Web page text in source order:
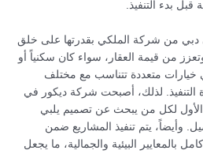
بدء التنفيذ.
من شركة الملكي بقدرتها على خلق
من قيمة العقار، سواء كان سكنياً أو
خيارات متعددة تتناسب مع مختلف
التنفيذ. لذلك، أصبحت شركة ديكور في
لكل من يبحث عن تصميم يلبي
وأيضاً، يتم تنفيذ المشاريع ضمن
بالمعايير البيئية والجمالية، ما يجعل